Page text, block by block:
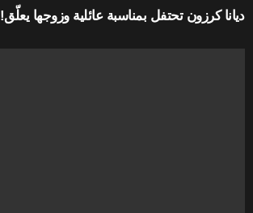
ديانا كرزون تحتفل بمناسبة عائلية وزوجها يعلّق!